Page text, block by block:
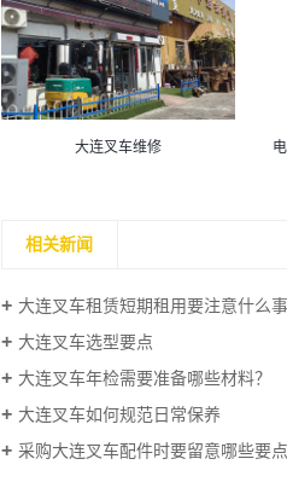
大连叉车维修
相关新闻
大连叉车租赁短期租用要注意什么
大连叉车选型要点
大连叉车年检需要准备哪些材料？
大连叉车如何规范日常保养
采购大连叉车配件时要留意哪些要点